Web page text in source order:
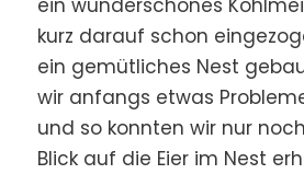
kurz darauf schon
ein gemütliches Nest
wir anfangs etwas
und so konnten wir nur
Blick auf die Eier im Nest